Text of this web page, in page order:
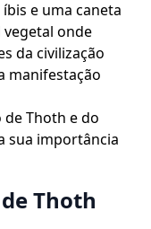
e uma caneta
vegetal onde
da civilização
manifestação
Thoth e do
sua importância
Thoth